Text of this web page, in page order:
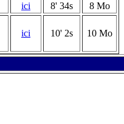
ici 8' 34s
8 Mo
ici 10' 2s 10 Mo